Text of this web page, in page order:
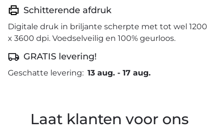
Schitterende afdruk
Digitale druk in briljante scherpte met tot wel 1200
x 3600 dpi. Voedselveilig en 100% geurloos.
GRATIS levering!
Geschatte levering: 13 aug. - 17 aug.
Laat klanten voor ons